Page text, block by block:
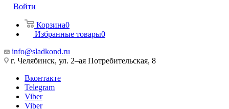
Войти
Корзина0
Избранные товары0
info@sladkond.ru
г. Челябинск, ул. 2–ая Потребительская, 8
Вконтакте
Telegram
Viber
Viber